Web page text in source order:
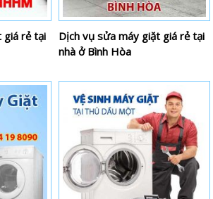
giá rẻ tại
Dịch vụ sửa máy giặt giá rẻ tại
nhà ở Bình Hòa